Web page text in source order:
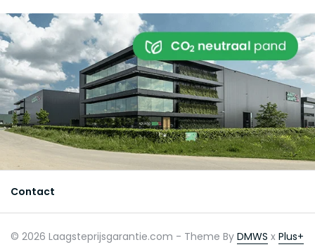
Contact
© 2026 Laagsteprijsgarantie.com - Theme By DMWS x Plus+